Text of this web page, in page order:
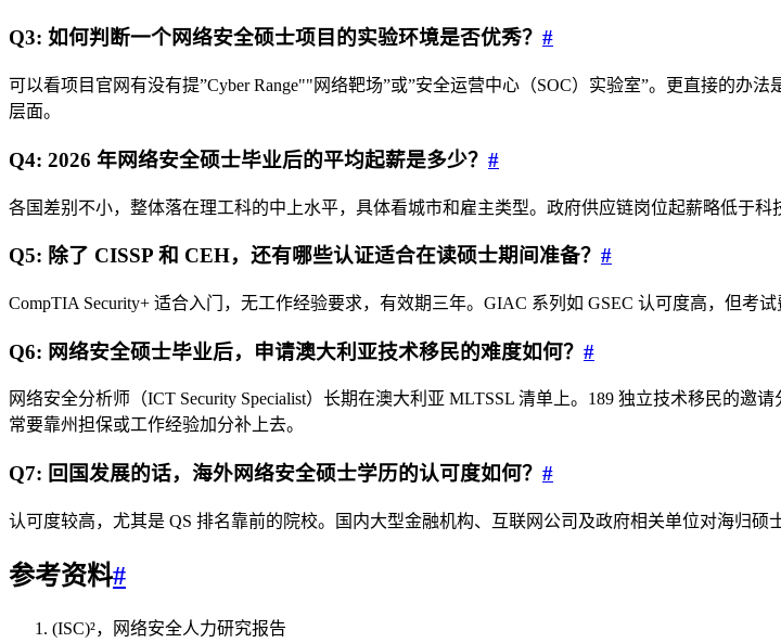
Q3: 如何判断一个网络安全硕士项目的实验环境是否优秀？ #
可以看项目官网有没有提”Cyber Range""网络靶场”或”安全运营中心（SOC）实验室”。更直接的
层面。
Q4: 2026 年网络安全硕士毕业后的平均起薪是多少？ #
各国差别不小，整体落在理工科的中上水平，具体看城市和雇主类型。政府供应链岗位起薪略低于科
Q5: 除了 CISSP 和 CEH，还有哪些认证适合在读硕士期间准备？ #
CompTIA Security+ 适合入门，无工作经验要求，有效期三年。GIAC 系列如 GSEC 认可度高，但考
Q6: 网络安全硕士毕业后，申请澳大利亚技术移民的难度如何？ #
网络安全分析师（ICT Security Specialist）长期在澳大利亚 MLTSSL 清单上。189 独立技术移民的
常要靠州担保或工作经验加分补上去。
Q7: 回国发展的话，海外网络安全硕士学历的认可度如何？ #
认可度较高，尤其是 QS 排名靠前的院校。国内大型金融机构、互联网公司及政府相关单位对海归硕
参考资料#
(ISC)²，网络安全人力研究报告